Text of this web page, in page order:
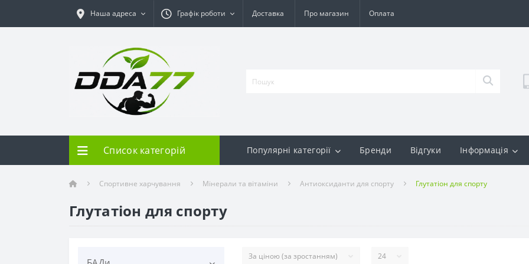
Наша адреса Графік роботи Доставка Про магазин Оплата
Список категорій Популярні категорії Бренди Відгуки Інформація
Спортивне харчування Мінерали та вітаміни Антиоксиданти для спорту Глутатіон для спорту
Глутатіон для спорту